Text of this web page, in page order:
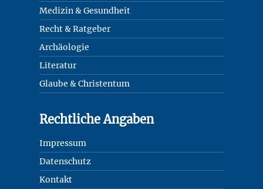
Medizin & Gesundheit
Recht & Ratgeber
Archäologie
Literatur
Glaube & Christentum
Rechtliche Angaben
Impressum
Datenschutz
Kontakt